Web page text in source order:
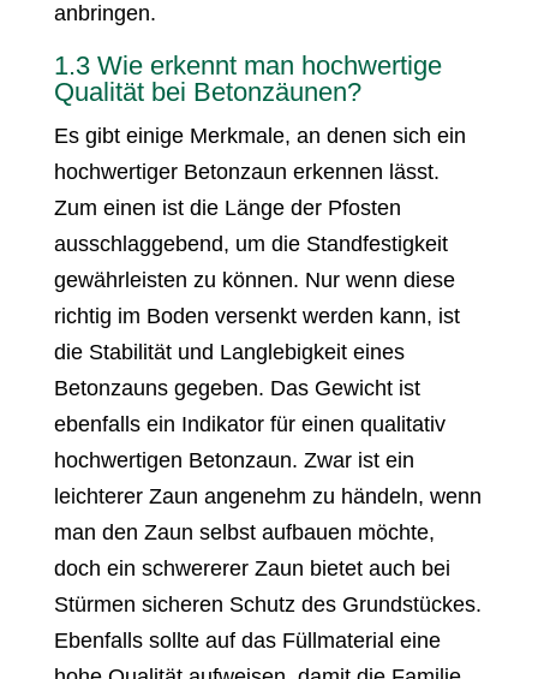
anbringen.
1.3 Wie erkennt man hochwertige
Qualität bei Betonzäunen?
Es gibt einige Merkmale, an denen sich ein
hochwertiger Betonzaun erkennen lässt.
Zum einen ist die Länge der Pfosten
ausschlaggebend, um die Standfestigkeit
gewährleisten zu können. Nur wenn diese
richtig im Boden versenkt werden kann, ist
die Stabilität und Langlebigkeit eines
Betonzauns gegeben. Das Gewicht ist
ebenfalls ein Indikator für einen qualitativ
hochwertigen Betonzaun. Zwar ist ein
leichterer Zaun angenehm zu händeln, wenn
man den Zaun selbst aufbauen möchte,
doch ein schwererer Zaun bietet auch bei
Stürmen sicheren Schutz des Grundstückes.
Ebenfalls sollte auf das Füllmaterial eine